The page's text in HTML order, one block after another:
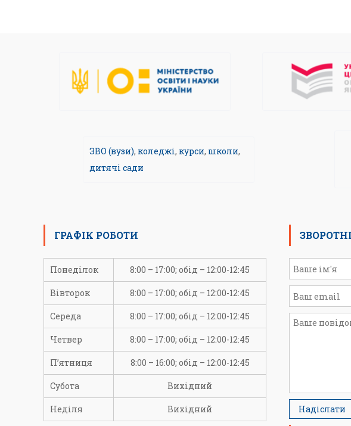
ЗВО (вузи), коледжі, курси, школи,
дитячі сади
ГРАФІК РОБОТИ
Понеділок 8:00 – 17:00; обід – 12:00-12:45
Вівторок 8:00 – 17:00; обід – 12:00-12:45
Середа 8:00 – 17:00; обід – 12:00-12:45
Четвер 8:00 – 17:00; обід – 12:00-12:45
П’ятниця 8:00 – 16:00; обід – 12:00-12:45
Субота Вихідний
Неділя Вихідний